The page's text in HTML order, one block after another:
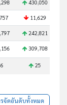
430,050
11,629
242,821
309,708
25
จัดอันดับทั้งหมด